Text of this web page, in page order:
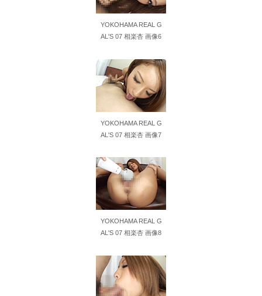
【ＳＭ・調教】出会い系でエッチした最高のドＭ女
松居一代 画像36枚【ヌード】
まんチラの誘惑 ~ダチの母ちゃんと~
アラサー喪女の暴走オーガズム
YOKOHAMA REAL G
AL'S 07 相楽杏 画像6
YOKOHAMA REAL G
AL'S 07 相楽杏 画像7
YOKOHAMA REAL G
AL'S 07 相楽杏 画像8